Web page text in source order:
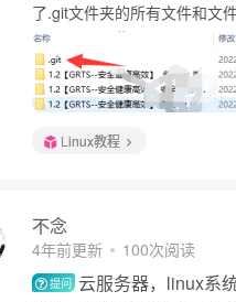
了.git文件夹的所有文件和文
Linux教程
不念
4年前更新 100次阅读
提问 云服务器，linux系